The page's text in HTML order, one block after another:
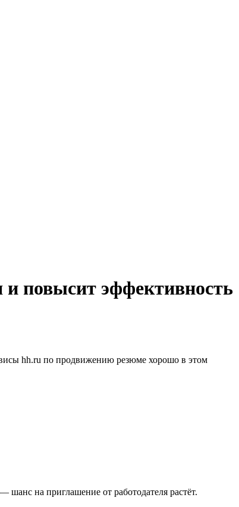
и повысит эффективность
hh.ru по продвижению резюме хорошо в этом
на приглашение от работодателя растёт.